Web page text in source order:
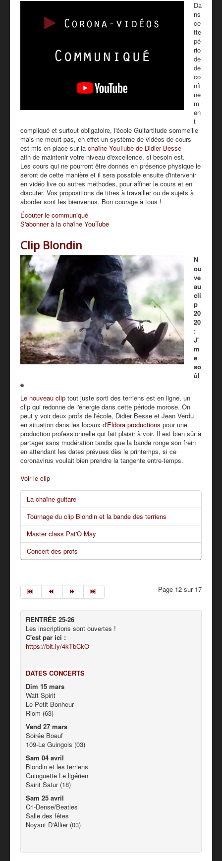
Da
ns
ce
tte
pé
rio
de
de
co
nfi
ne
m
en
t
compliqué et surtout obligatoire, l'école Guitartitude sommeille
mais ne meurt pas, en effet un système de vidéos de cours
est mis en place sur la chaîne YouTube de Didier Besse
afin de maintenir votre niveau d'excellence, si besoin est.
Les cours qui ne pourront être donnés en présence physique le
seront de cette manière et il sera possible ensuite d'intervenir
en vidéo live ou autres méthodes, pour affiner le cours et en
discuter. Vos propositions de titres à travailler ou de sujets à
aborder sont les bienvenus. Bon courage à tous !
Écouter le communiqué
S'abonner à la chaîne YouTube
Clip Blondin
N
ou
ve
au
cli
p
20
20
:
J'
m
e
so
ûl
e
Le nouveau clip tout juste sorti des terriens est en ligne, un
clip qui redonne de l'énergie dans cette période morose. On
peut y voir deux profs de l'école, Didier Besse et Jean Verdu
en situation dans les locaux d'Eldora productions pour une
production professionnelle qui fait plaisir à voir. Il est bien sûr à
partager sans modération tandis que la bande ronge son frein
en attendant les dates prévues dès le printemps, si ce
coronavirus voulait bien prendre la tangente entre-temps.
Voir le clip
La chaîne guitare
Tournage du clip Blondin et la bande des terriens
Master class Pat'O May
Concert des profs
Page 12 sur 17
RENTRÉE 25-26
Les inscriptions sont ouvertes !
C'est par ici :
https://bit.ly/4kTbCkO
DATES CONCERTS
Dim 15 mars
Watt Spirit
Le Petit Bonheur
Riom (63)
Vend 27 mars
Soirée Boeuf
109-Le Guingois (03)
Sam 04 avril
Blondin et les terriens
Guinguette Le ligérien
Saint Satur (18)
Sam 25 avril
Cri-Dense/Beatles
Salle des fêtes
Noyant D'Allier (03)